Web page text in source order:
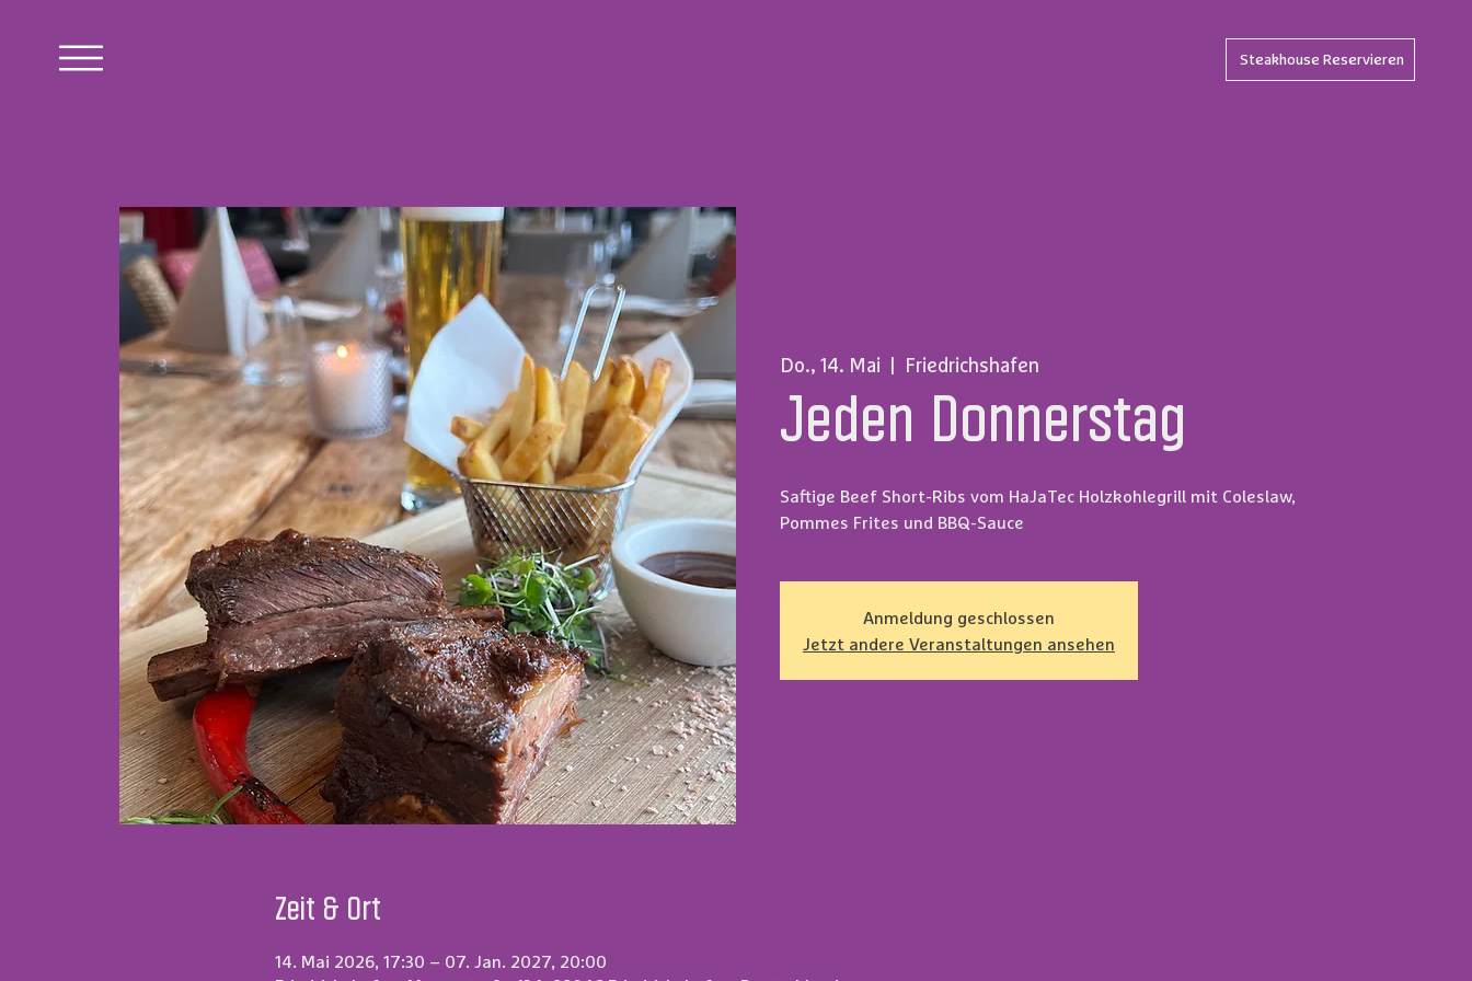
Steakhouse Reservieren
Do., 14. Mai
  |
Friedrichshafen
Jeden Donnerstag
Saftige Beef Short-Ribs vom HaJaTec Holzkohlegrill mit Coleslaw,
Pommes Frites und BBQ-Sauce
Anmeldung geschlossen
Jetzt andere Veranstaltungen ansehen
Zeit & Ort
14. Mai 2026, 17:30 – 07. Jan. 2027, 20:00